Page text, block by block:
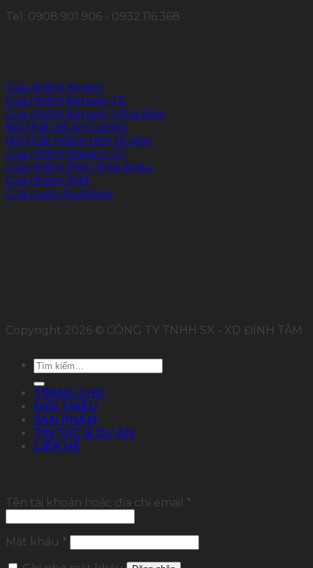
Tel: 0908.901.906 - 0932.116.368
Cửa nhôm Kogen
Cửa nhôm Kenwin T6
Cửa nhôm Kenwin Ultra Slim
Nội thất gỗ An Cường
Nội thất nhôm tấm tổ ong
Cửa nhôm Maxpro.JP
Cửa nhôm PMI nhập khẩu
Cửa nhôm JMA
Cửa cuốn Austdoor
Copyright 2026 © CÔNG TY TNHH SX - XD ĐỈNH TÂM
Tìm
TRANG CHỦ
GIỚI THIỆU
SẢN PHẨM
TIN TỨC & DỰ ÁN
LIÊN HỆ
Tên tài khoản hoặc địa chỉ email *
Mật khẩu *